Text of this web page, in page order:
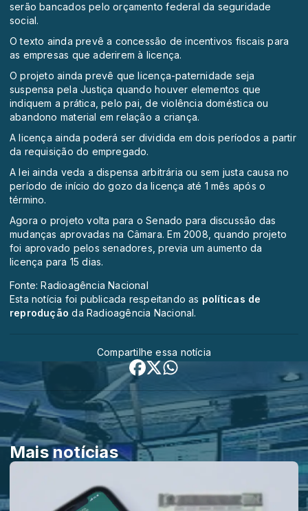
serão bancados pelo orçamento federal da seguridade
social.
O texto ainda prevê a concessão de incentivos fiscais para
as empresas que aderirem à licença.
O projeto ainda prevê que licença-paternidade seja
suspensa pela Justiça quando houver elementos que
indiquem a prática, pelo pai, de violência doméstica ou
abandono material em relação a criança.
A licença ainda poderá ser dividida em dois períodos a partir
da requisição do empregado.
A lei ainda veda a dispensa arbitrária ou sem justa causa no
período de início do gozo da licença até 1 mês após o
término.
Agora o projeto volta para o Senado para discussão das
mudanças aprovadas na Câmara. Em 2008, quando projeto
foi aprovado pelos senadores, previa um aumento da
licença para 15 dias.
Fonte: Radioagência Nacional
Esta notícia foi publicada respeitando as políticas de
reprodução da Radioagência Nacional.
Compartilhe essa notícia
Mais notícias